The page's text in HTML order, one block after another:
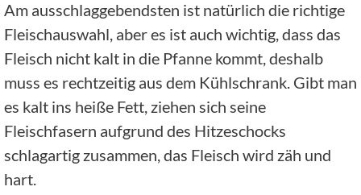
Am ausschlaggebendsten ist natürlich die richtige
Fleischauswahl, aber es ist auch wichtig, dass das
Fleisch nicht kalt in die Pfanne kommt, deshalb
muss es rechtzeitig aus dem Kühlschrank. Gibt man
es kalt ins heiße Fett, ziehen sich seine
Fleischfasern aufgrund des Hitzeschocks
schlagartig zusammen, das Fleisch wird zäh und
hart.